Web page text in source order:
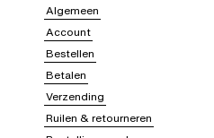
Algemeen
Account
Bestellen
Betalen
Verzending
Ruilen & retourneren